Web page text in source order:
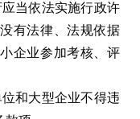
当依法实施行政许
有法律、法规依据
企业参加考核、评
和大型企业不得违